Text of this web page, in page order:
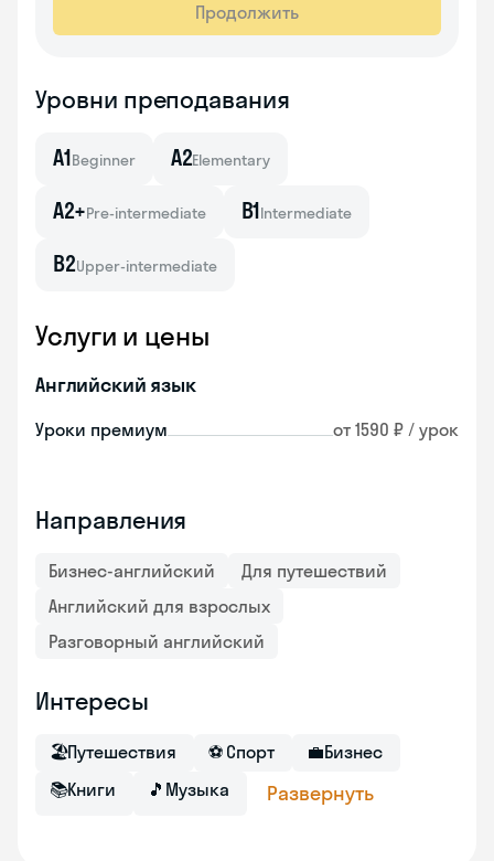
Продолжить
Уровни преподавания
A1Beginner A2Elementary
A2+Pre-intermediate B1Intermediate
B2Upper-intermediate
Услуги и цены
Английский язык
Уроки премиум от 1590 ₽ / урок
Направления
Бизнес-английский
Для путешествий
Английский для взрослых
Разговорный английский
Интересы
🏖Путешествия ⚽ Спорт 💼Бизнес
📚Книги 🎵 Музыка Развернуть